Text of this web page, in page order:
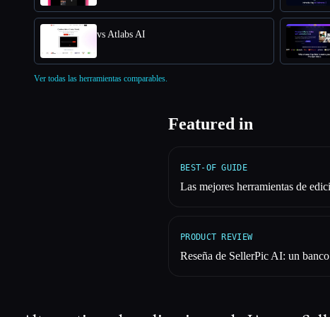
vs Atlabs AI
Ver todas las herramientas comparables.
Featured in
BEST-OF GUIDE
Las mejores herramientas de
PRODUCT REVIEW
Reseña de SellerPic AI: un